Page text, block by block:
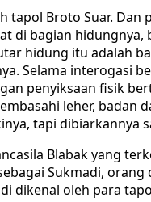
tapol Broto Suar. Dan
di bagian hidungnya,
hidung itu adalah
Selama interogasi
penyiksaan fisik
leher, badan
tapi dibiarkannya
Blabak yang
Sukmadi, orang
dikenal oleh para